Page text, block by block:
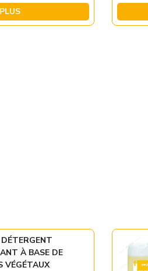
À BASE DE
VÉGÉTAUX